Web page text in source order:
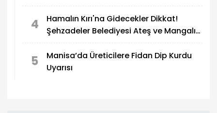
4
Hamalın Kırı'na Gidecekler Dikkat!
Şehzadeler Belediyesi Ateş ve Mangalı
5
Manisa’da Üreticilere Fidan Dip Kurdu
Uyarısı